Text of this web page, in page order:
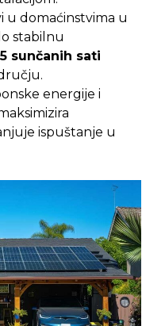
u domaćinstvima u
stabilnu
sunčanih sati
energije i
ispuštanje u